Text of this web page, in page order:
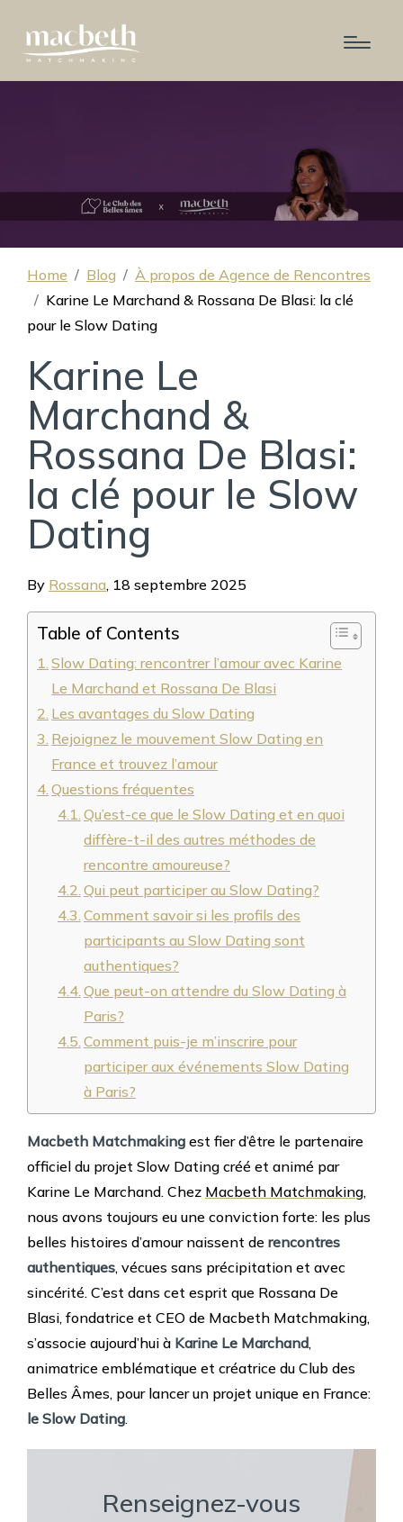
Home Blog
À propos de Agence de Rencontres
Karine Le Marchand & Rossana De Blasi: la clé
pour le Slow Dating
Karine Le
Marchand &
Rossana De Blasi:
la clé pour le Slow
Dating
By Rossana, 18 septembre 2025
Table of Contents
Slow Dating: rencontrer l’amour avec Karine
Le Marchand et Rossana De Blasi
Les avantages du Slow Dating
Rejoignez le mouvement Slow Dating en
France et trouvez l’amour
Questions fréquentes
Qu’est-ce que le Slow Dating et en quoi
diffère-t-il des autres méthodes de
rencontre amoureuse?
Qui peut participer au Slow Dating?
Comment savoir si les profils des
participants au Slow Dating sont
authentiques?
Que peut-on attendre du Slow Dating à
Paris?
Comment puis-je m’inscrire pour
participer aux événements Slow Dating
à Paris?
Macbeth Matchmaking est fier d’être le partenaire
officiel du projet Slow Dating créé et animé par
Karine Le Marchand. Chez Macbeth Matchmaking,
nous avons toujours eu une conviction forte: les plus
belles histoires d’amour naissent de rencontres
authentiques, vécues sans précipitation et avec
sincérité. C’est dans cet esprit que Rossana De
Blasi, fondatrice et CEO de Macbeth Matchmaking,
s’associe aujourd’hui à Karine Le Marchand,
animatrice emblématique et créatrice du Club des
Belles Âmes, pour lancer un projet unique en France:
le Slow Dating.
Renseignez-vous